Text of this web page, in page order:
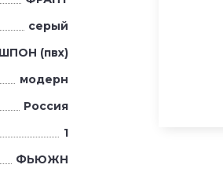
серый
(пвх)
модерн
Россия
1
ФЬЮЖН